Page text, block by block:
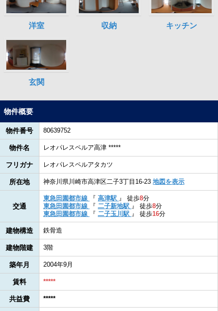
物件概要
物件番号 80639752
物件名 レオパレスペルア高津 *****
フリガナ レオパレスペルアタカツ
所在地 神奈川県川崎市高津区二子3丁目16-23 地図を表示
交通
東急田園都市線 『 高津駅 』 徒歩8分
東急田園都市線
『 二子新地駅 』 徒歩8分
東急田園都市線
『 二子玉川駅 』 徒歩16分
建物構造 鉄骨造
建物階建 3階
築年月 2004年9月
賃料 *****
共益費 *****